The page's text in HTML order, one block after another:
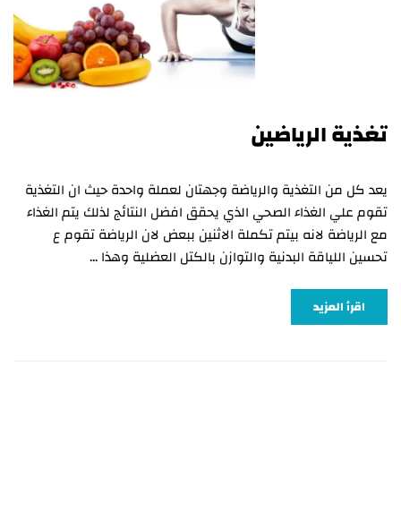
تغذية الرياضين
يعد كل من التغذية والرياضة وجهتان لعملة واحدة حيث ان التغذية
تقوم علي الغذاء الصحي الذي يحقق افضل النتائج لذلك يتم الغذاء
مع الرياضة لانه بيتم تكملة الاثنين ببعض لان الرياضة تقوم ع
تحسين اللياقة البدنية والتوازن بالكتل العضلية وهذا …
اقرأ المزيد